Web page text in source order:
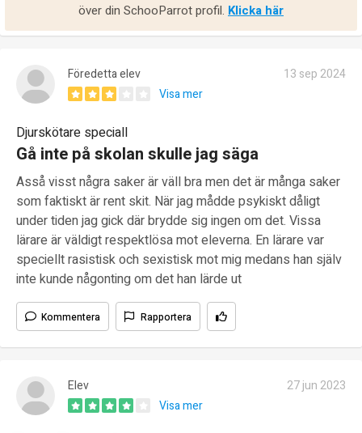
över din SchooParrot profil. Klicka här
Föredetta elev
13 sep 2024
Visa mer
Djurskötare speciall
Gå inte på skolan skulle jag säga
Asså visst några saker är väll bra men det är många saker
som faktiskt är rent skit. När jag mådde psykiskt dåligt
under tiden jag gick där brydde sig ingen om det. Vissa
lärare är väldigt respektlösa mot eleverna. En lärare var
speciellt rasistisk och sexistisk mot mig medans han själv
inte kunde någonting om det han lärde ut
Kommentera Rapportera
Elev
27 jun 2023
Visa mer